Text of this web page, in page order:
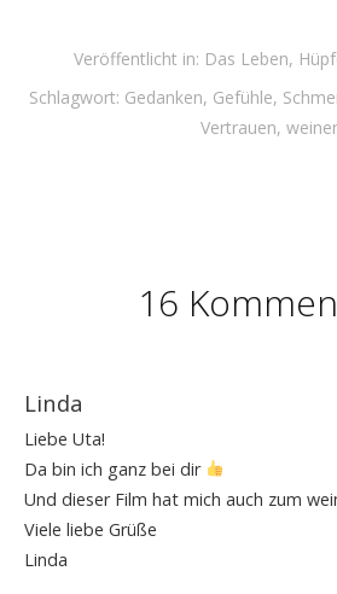
Veröffentlicht in: Das Leben,
Schlagwort: Gedanken, Gefühle,
Vertrauen,
16
Linda
Liebe Uta!
Da bin ich ganz bei dir
Und dieser Film hat mich auch zum
Viele liebe Grüße
Linda